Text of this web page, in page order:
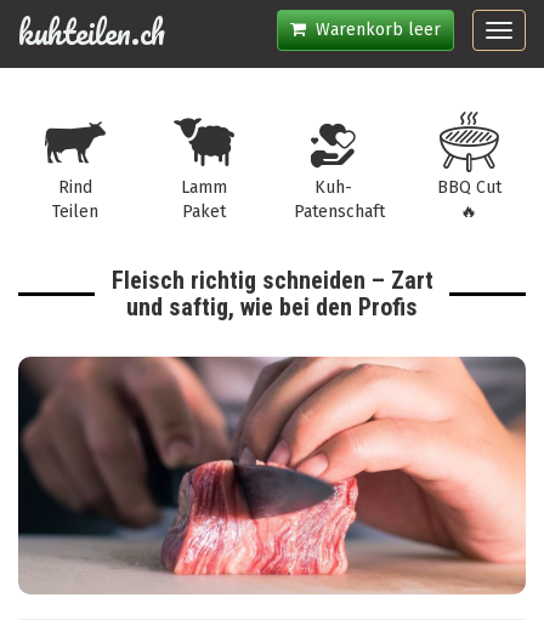
Warenkorb leer
kuhteilen.ch
Rind
Teilen
Lamm
Paket
Kuh-
Patenschaft
BBQ Cut
🔥
Fleisch richtig schneiden – Zart
und saftig, wie bei den Profis